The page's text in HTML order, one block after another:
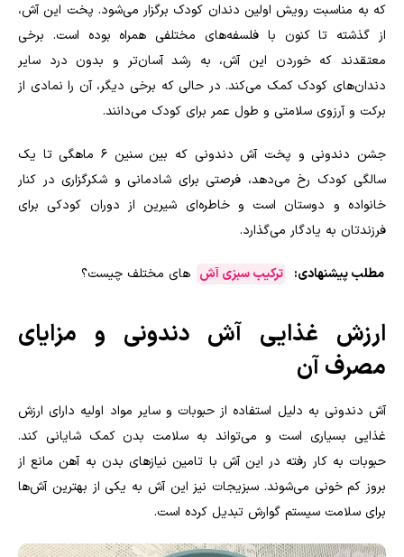
که به مناسبت رویش اولین دندان کودک برگزار می‌شود. پخت این آش،
از گذشته تا کنون با فلسفه‌های مختلفی همراه بوده است. برخی
معتقدند که خوردن این آش، به رشد آسان‌تر و بدون درد سایر
دندان‌های کودک کمک می‌کند. در حالی که برخی دیگر، آن را نمادی از
برکت و آرزوی سلامتی و طول عمر برای کودک می‌دانند.
جشن دندونی و پخت آش دندونی که بین سنین 6 ماهگی تا یک
سالگی کودک رخ می‌دهد، فرصتی برای شادمانی و شکرگزاری در کنار
خانواده و دوستان است و خاطره‌ای شیرین از دوران کودکی برای
فرزندتان به یادگار می‌گذارد.
مطلب پیشنهادی: ترکیب سبزی آش های مختلف چیست؟
ارزش غذایی آش دندونی و مزایای
مصرف آن
آش دندونی به دلیل استفاده از حبوبات و سایر مواد اولیه دارای ارزش
غذایی بسیاری است و می‌تواند به سلامت بدن کمک شایانی کند.
حبوبات به کار رفته در این آش با تامین نیازهای بدن به آهن مانع از
بروز کم خونی می‌شوند. سبزیجات نیز این آش به یکی از بهترین آش‌ها
برای سلامت سیستم گوارش تبدیل کرده است.